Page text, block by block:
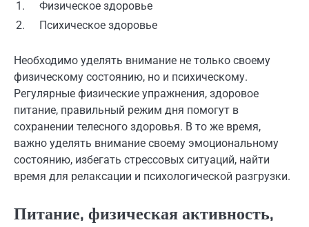
1.
Физическое здоровье
2.
Психическое здоровье
Необходимо уделять внимание не только своему
физическому состоянию, но и психическому.
Регулярные физические упражнения, здоровое
питание, правильный режим дня помогут в
сохранении телесного здоровья. В то же время,
важно уделять внимание своему эмоциональному
состоянию, избегать стрессовых ситуаций, найти
время для релаксации и психологической разгрузки.
Питание, физическая активность,